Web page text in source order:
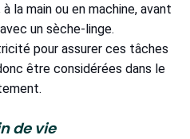
la main ou en machine, avant
un sèche-linge.
pour assurer ces tâches
être considérées dans le
de vie